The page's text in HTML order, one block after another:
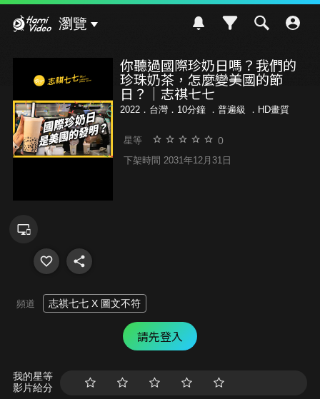
瀏覽
你聽過國際珍奶日嗎？我們的
珍珠奶茶，怎麼變美國的節
日？｜志祺七七
2022．台灣．10分鐘 ． 普遍級 ．HD畫質
星等 0
下架時間 2031年12月31日
頻道 志祺七七 X 圖文不符
請先登入
我的星等
影片給分